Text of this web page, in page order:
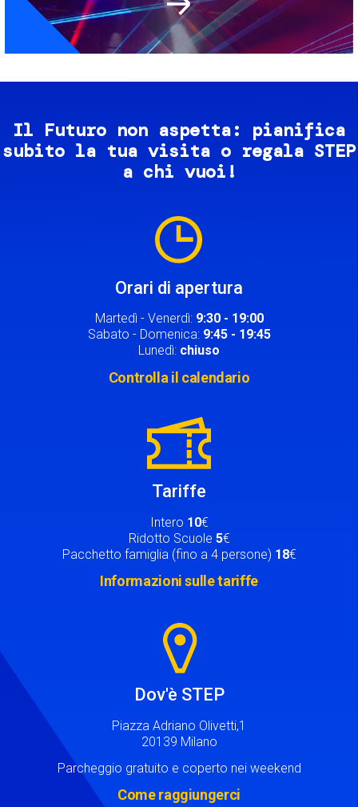
Il Futuro non aspetta: pianifica
subito la tua visita o regala STEP
a chi vuoi!
Orari di apertura
Martedì - Venerdì: 9:30 - 19:00
Sabato - Domenica: 9:45 - 19:45
Lunedì: chiuso
Controlla il calendario
Tariffe
Intero 10€
Ridotto Scuole 5€
Pacchetto famiglia (fino a 4 persone) 18€
Informazioni sulle tariffe
Dov'è STEP
Piazza Adriano Olivetti,1
20139 Milano
Parcheggio gratuito e coperto nei weekend
Come raggiungerci